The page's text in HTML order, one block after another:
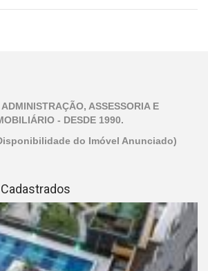
ASSESSORIA E
- DESDE 1990.
do Imóvel Anunciado)